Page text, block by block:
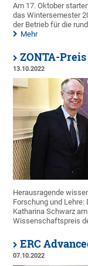
Am 17. Oktober
das Wintersemester
der Betrieb für die
Mehr
ZONTA-
13.10.2022
Herausragende
Forschung und Lehre:
Katharina Schwarz
Wissenschaftspreis
ERC
07.10.2022